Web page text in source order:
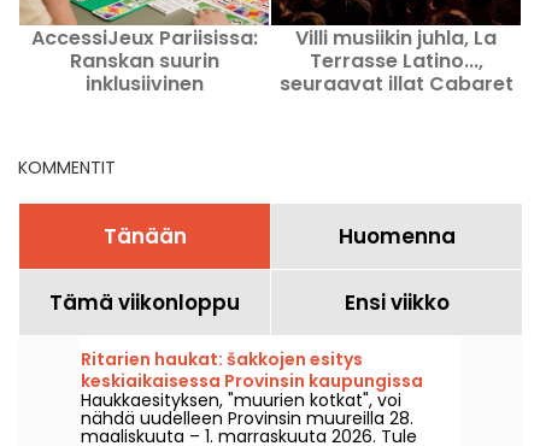
AccessiJeux Pariisissa:
Ranskan suurin
inklusiivinen
Villi musiikin juhla, La
Terrasse Latino...,
seuraavat illat Cabaret
KOMMENTIT
Tänään Huomenna
Tämä viikonloppu Ensi viikko
Ritarien haukat: šakkojen esitys
keskiaikaisessa Provinsin kaupungissa
Haukkaesityksen, "muurien kotkat", voi
nähdä uudelleen Provinsin muureilla 28.
maaliskuuta – 1. marraskuuta 2026. Tule